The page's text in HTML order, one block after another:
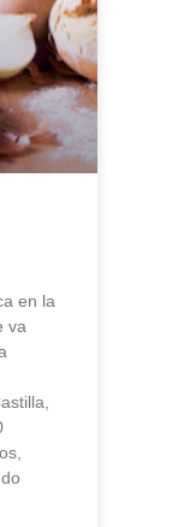
en la
va